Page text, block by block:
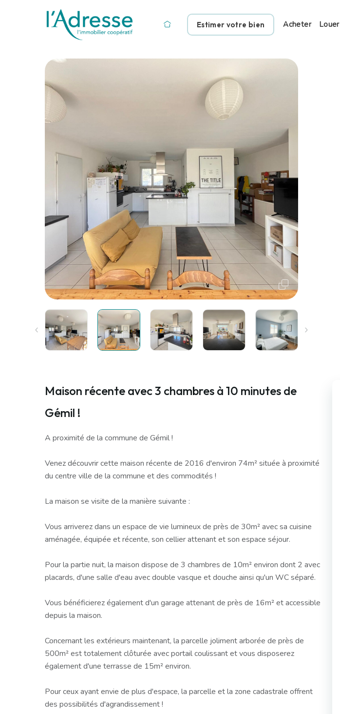
Estimer votre bien Acheter Louer
Maison récente avec 3 chambres à 10 minutes de
Gémil !
A proximité de la commune de Gémil !
Venez découvrir cette maison récente de 2016 d'environ 74m² située à proximité
du centre ville de la commune et des commodités !
La maison se visite de la manière suivante :
Vous arriverez dans un espace de vie lumineux de près de 30m² avec sa cuisine
aménagée, équipée et récente, son cellier attenant et son espace séjour.
Pour la partie nuit, la maison dispose de 3 chambres de 10m² environ dont 2 avec
placards, d'une salle d'eau avec double vasque et douche ainsi qu'un WC séparé.
Vous bénéficierez également d'un garage attenant de près de 16m² et accessible
depuis la maison.
Concernant les extérieurs maintenant, la parcelle joliment arborée de près de
500m² est totalement clôturée avec portail coulissant et vous disposerez
également d'une terrasse de 15m² environ.
Pour ceux ayant envie de plus d'espace, la parcelle et la zone cadastrale offrent
des possibilités d'agrandissement !